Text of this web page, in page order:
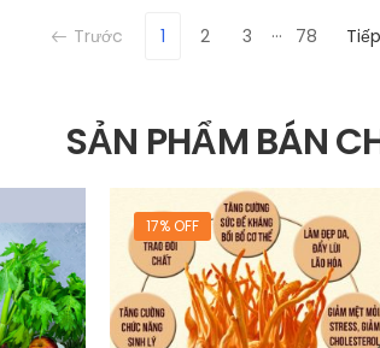
Trước 1 2 3 … 78
SẢN PHẨM BÁN
17% OFF